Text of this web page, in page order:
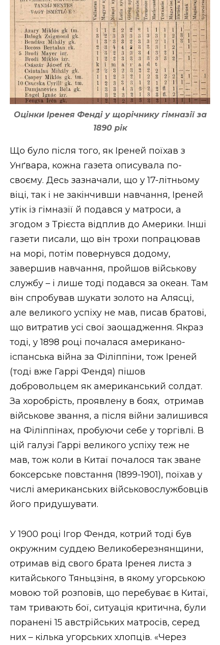
Оцінки Іренея Фенді у щорічнику гімназії за
1890 рік
Що було після того, як Іреней поїхав з
Унґвара, кожна газета описувала по-
своєму. Десь зазначали, що у 17-літньому
віці, так і не закінчивши навчання, Іреней
утік із гімназії й подався у матроси, а
згодом з Трієста відплив до Америки. Інші
газети писали, що він трохи попрацював
на морі, потім повернувся додому,
завершив навчання, пройшов військову
службу – і лише тоді подався за океан. Там
він спробував шукати золото на Алясці,
але великого успіху не мав, писав братові,
що витратив усі свої заощадження. Якраз
тоді, у 1898 році почалася американо-
іспанська війна за Філіппіни, тож Іреней
(тоді вже Гаррі Фендя) пішов
добровольцем як американський солдат.
За хоробрість, проявлену в боях, отримав
військове звання, а після війни залишився
на Філіппінах, пробуючи себе у торгівлі. В
цій галузі Гаррі великого успіху теж не
мав, тож коли в Китаї почалося так зване
боксерське повстання (1899-1901), поїхав у
числі американських військовослужбовців
його придушувати.
У 1900 році Ігор Фендя, котрий тоді був
окружним суддею Великоберезнянщини,
отримав від свого брата Іренея листа з
китайського Тяньцзіня, в якому угорською
мовою той розповів, що перебуває в Китаї,
там тривають бої, ситуація критична, були
поранені 15 австрійських матросів, серед
них – кілька угорських хлопців. «Через